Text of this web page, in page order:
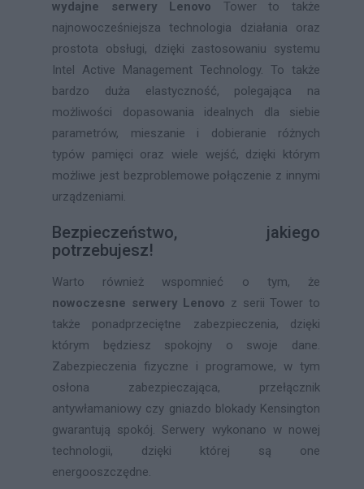
wydajne serwery Lenovo Tower to także
najnowocześniejsza technologia działania oraz
prostota obsługi, dzięki zastosowaniu systemu
Intel Active Management Technology. To także
bardzo duża elastyczność, polegająca na
możliwości dopasowania idealnych dla siebie
parametrów, mieszanie i dobieranie różnych
typów pamięci oraz wiele wejść, dzięki którym
możliwe jest bezproblemowe połączenie z innymi
urządzeniami.
Bezpieczeństwo, jakiego
potrzebujesz!
Warto również wspomnieć o tym, że
nowoczesne serwery Lenovo z serii Tower to
także ponadprzeciętne zabezpieczenia, dzięki
którym będziesz spokojny o swoje dane.
Zabezpieczenia fizyczne i programowe, w tym
osłona zabezpieczająca, przełącznik
antywłamaniowy czy gniazdo blokady Kensington
gwarantują spokój. Serwery wykonano w nowej
technologii, dzięki której są one
energooszczędne.